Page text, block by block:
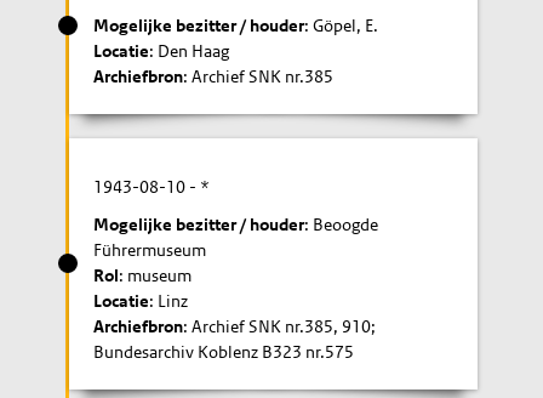
Mogelijke bezitter / houder: Göpel, E.
Locatie: Den Haag
Archiefbron: Archief SNK nr.385
1943-08-10 - *
Mogelijke bezitter / houder: Beoogde
Führermuseum
Rol: museum
Locatie: Linz
Archiefbron: Archief SNK nr.385, 910;
Bundesarchiv Koblenz B323 nr.575